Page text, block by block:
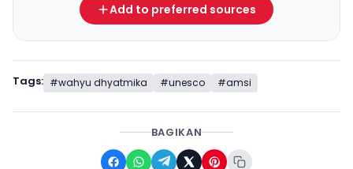
Add to preferred sources
Tags: #wahyu dhyatmika #unesco #amsi
BAGIKAN